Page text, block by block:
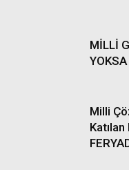
MİLLİ
Milli